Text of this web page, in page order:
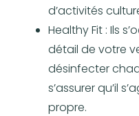
d’activités
Healthy Fit : Ils
détail de votre
désinfecter
s’assurer qu’il
propre.